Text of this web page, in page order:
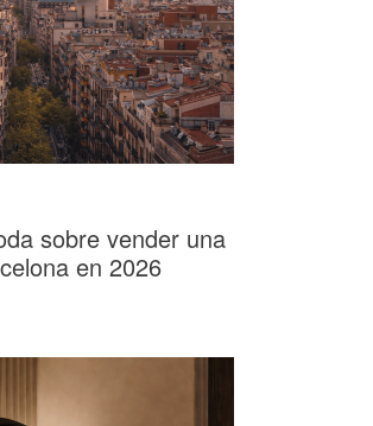
sobre vender una
en 2026